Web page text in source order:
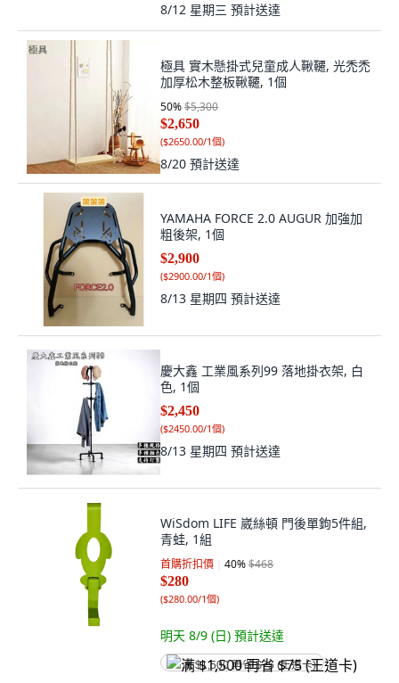
8/12 星期三 預計送達
極具 實木懸掛式兒童成人鞦韆, 光禿禿
加厚松木整板鞦韆, 1個
50%$5,300
$2,650
($2650.00/1個)
8/20 預計送達
YAMAHA FORCE 2.0 AUGUR 加強加
粗後架, 1個
$2,900
($2900.00/1個)
8/13 星期四 預計送達
慶大鑫 工業風系列99 落地掛衣架, 白
色, 1個
$2,450
($2450.00/1個)
8/13 星期四 預計送達
WiSdom LIFE 崴絲頓 門後單鉤5件組,
青蛙, 1組
首購折扣價 40%$468
$280
($280.00/1個)
明天 8/9 (日) 預計送達
满 $1,500 再省 $75 (王道卡)